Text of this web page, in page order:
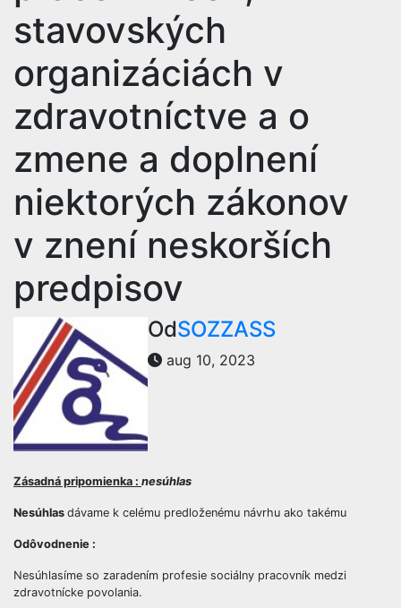
stavovských
organizáciách v
zdravotníctve a o
zmene a doplnení
niektorých zákonov
v znení neskorších
predpisov
OdSOZZASS
aug 10, 2023
Zásadná pripomienka : nesúhlas
Nesúhlas dávame k celému predloženému návrhu ako takému
Odôvodnenie :
Nesúhlasíme so zaradením profesie sociálny pracovník medzi
zdravotnícke povolania.